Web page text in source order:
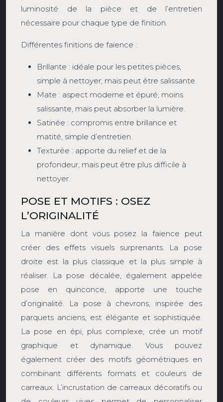
luminosité de la pièce et de l’entretien
nécessaire pour chaque type de finition.
Différentes finitions de faïence :
Brillante : idéale pour les petites pièces,
simple à nettoyer, mais peut être salissante.
Mate : aspect moderne et épuré, moins
salissante, mais peut absorber la lumière.
Satinée : compromis entre brillance et
matité, simple d’entretien.
Texturée : apporte du relief et de la
profondeur, mais peut être plus difficile à
nettoyer.
POSE ET MOTIFS : OSEZ
L’ORIGINALITÉ
La manière dont vous posez la faïence peut
créer des effets visuels surprenants. La pose
droite est la plus classique et la plus simple à
réaliser. La pose décalée, également appelée
pose en quinconce, apporte une touche
d’originalité. La pose à chevrons, inspirée des
parquets anciens, est élégante et sophistiquée.
La pose en épi, plus complexe, crée un motif
graphique et dynamique. Vous pouvez
également créer des motifs géométriques en
combinant différents formats et couleurs de
carreaux. L’incrustation de carreaux décoratifs ou